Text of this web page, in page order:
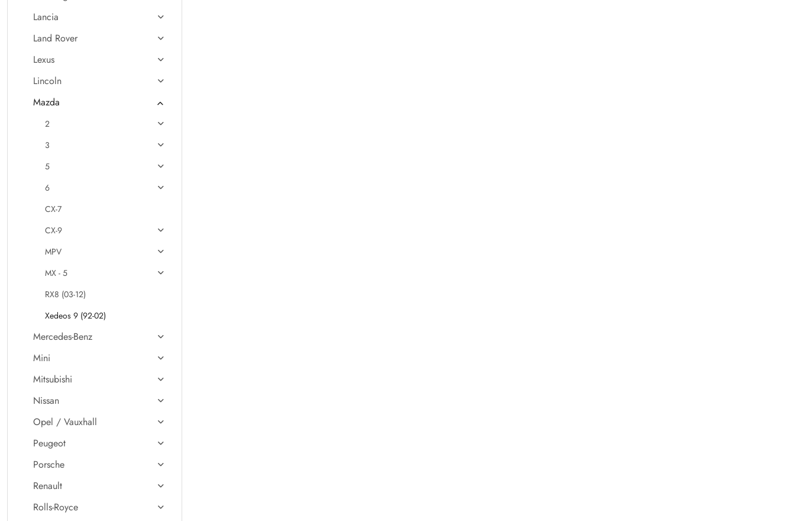
Lancia
Land Rover
Lexus
Lincoln
Mazda
2
3
5
6
CX-7
CX-9
MPV
MX - 5
RX8 (03-12)
Xedeos 9 (92-02)
Mercedes-Benz
Mini
Mitsubishi
Nissan
Opel / Vauxhall
Peugeot
Porsche
Renault
Rolls-Royce